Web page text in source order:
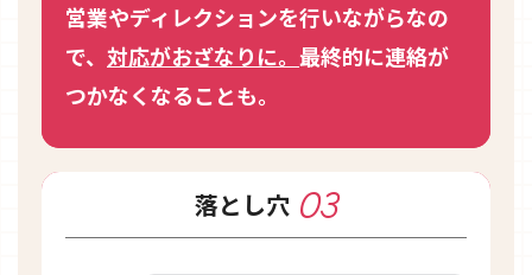
営業やディレクションを行いながらなの
で、 対応がおざなりに。 最終的に連絡が
つかなくなることも。
落とし穴 03